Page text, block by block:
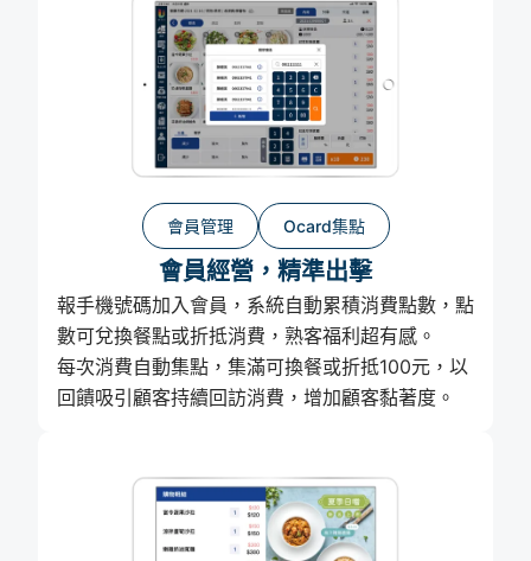
會員管理 Ocard集點
會員經營，精準出擊
報手機號碼加入會員，系統自動累積消費點數，點
數可兌換餐點或折抵消費，熟客福利超有感。
每次消費自動集點，集滿可換餐或折抵100元，以
回饋吸引顧客持續回訪消費，增加顧客黏著度。